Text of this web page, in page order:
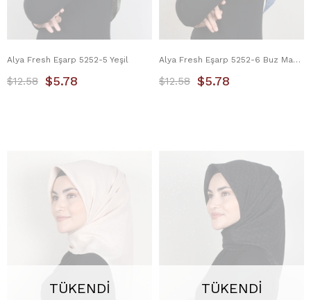
Alya Fresh Eşarp 5252-5 Yeşil
$5.78
$12.58
Alya Fresh Eşarp 5252-6 Buz Mavisi
$5.78
$12.58
TÜKENDI TÜKENDI